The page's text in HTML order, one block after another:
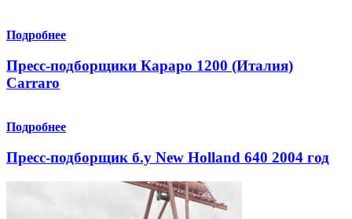
Подробнее
Пресс-подборщики Караро 1200 (Италия)
Carraro
Подробнее
Пресс-подборщик б.у New Holland 640 2004 год